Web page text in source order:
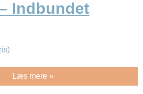
Indbundet
Læs mere »